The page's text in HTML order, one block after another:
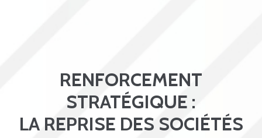
RENFORCEMENT
STRATÉGIQUE :
LA REPRISE DES SOCIÉTÉS